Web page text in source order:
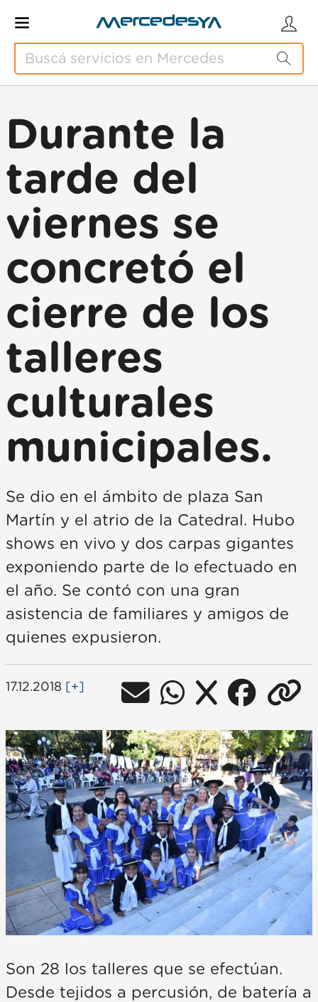
Durante la
tarde del
viernes se
concretó el
cierre de los
talleres
culturales
municipales.
Se dio en el ámbito de plaza San
Martín y el atrio de la Catedral. Hubo
shows en vivo y dos carpas gigantes
exponiendo parte de lo efectuado en
el año. Se contó con una gran
asistencia de familiares y amigos de
quienes expusieron.
17.12.2018 [+]
Son 28 los talleres que se efectúan.
Desde tejidos a percusión, de batería a